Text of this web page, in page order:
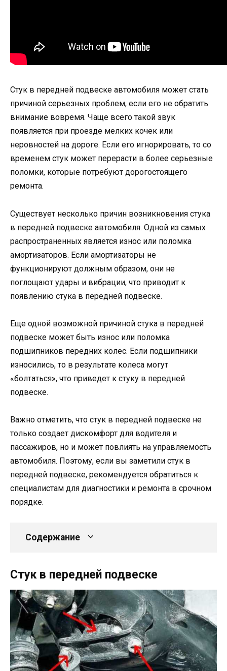
Стук в передней подвеске автомобиля может стать
причиной серьезных проблем, если его не обратить
внимание вовремя. Чаще всего такой звук
появляется при проезде мелких кочек или
неровностей на дороге. Если его игнорировать, то со
временем стук может перерасти в более серьезные
поломки, которые потребуют дорогостоящего
ремонта.
Существует несколько причин возникновения стука
в передней подвеске автомобиля. Одной из самых
распространенных является износ или поломка
амортизаторов. Если амортизаторы не
функционируют должным образом, они не
поглощают удары и вибрации, что приводит к
появлению стука в передней подвеске.
Еще одной возможной причиной стука в передней
подвеске может быть износ или поломка
подшипников передних колес. Если подшипники
износились, то в результате колеса могут
«болтаться», что приведет к стуку в передней
подвеске.
Важно отметить, что стук в передней подвеске не
только создает дискомфорт для водителя и
пассажиров, но и может повлиять на управляемость
автомобиля. Поэтому, если вы заметили стук в
передней подвеске, рекомендуется обратиться к
специалистам для диагностики и ремонта в срочном
порядке.
Содержание
Стук в передней подвеске